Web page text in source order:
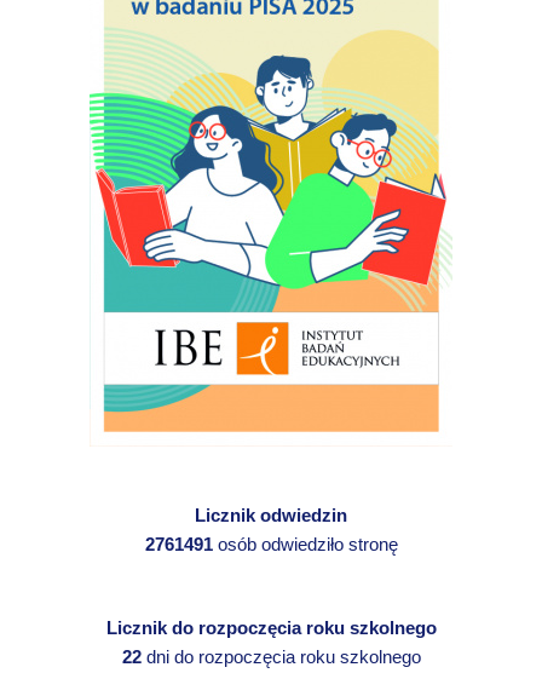
Licznik odwiedzin
2761491osób odwiedziło stronę
Licznik do rozpoczęcia roku szkolnego
22dni do rozpoczęcia roku szkolnego